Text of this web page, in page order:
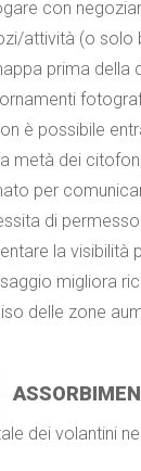
con
attività (o solo
prima della
è possibile
metà dei
per
di
la visibilità
migliora
delle zone
dei volantini